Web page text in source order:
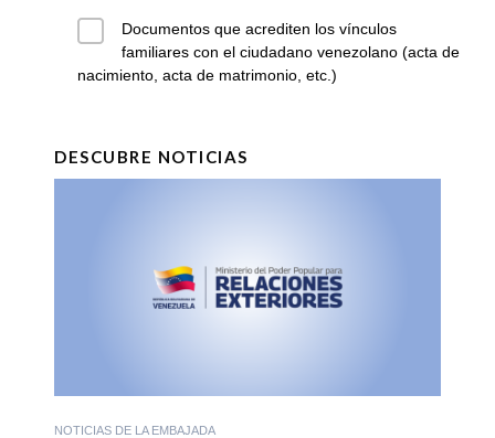
Documentos que acrediten los vínculos
familiares con el ciudadano venezolano (acta de
nacimiento, acta de matrimonio, etc.)
DESCUBRE NOTICIAS
NOTICIAS DE LA EMBAJADA